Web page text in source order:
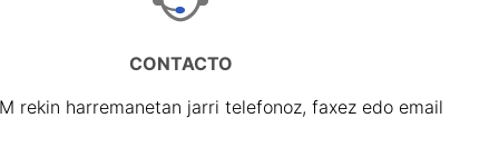
CONTACTO
rekin harremanetan jarri telefonoz, faxez edo email